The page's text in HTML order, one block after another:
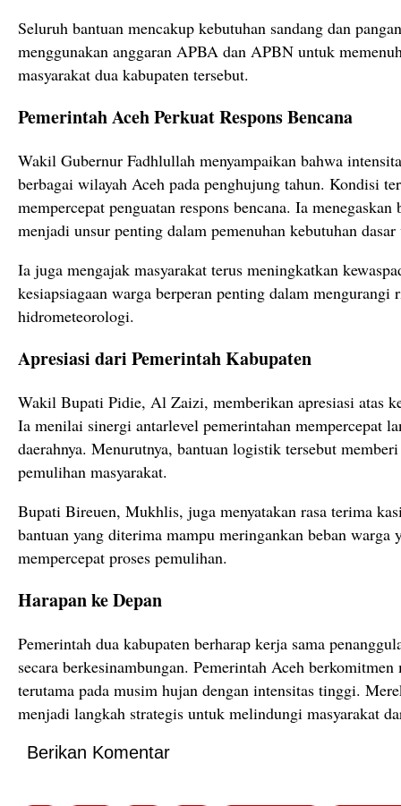
Seluruh bantuan mencakup kebutuhan sandang dan
menggunakan anggaran APBA dan APBN untuk
masyarakat dua kabupaten tersebut.
Pemerintah Aceh Perkuat Respons Bencana
Wakil Gubernur Fadhlullah menyampaikan bahwa
berbagai wilayah Aceh pada penghujung tahun. Kondisi
mempercepat penguatan respons bencana. Ia
menjadi unsur penting dalam pemenuhan kebutuhan
Ia juga mengajak masyarakat terus meningkatkan
kesiapsiagaan warga berperan penting dalam mengurangi
hidrometeorologi.
Apresiasi dari Pemerintah Kabupaten
Wakil Bupati Pidie, Al Zaizi, memberikan apresiasi atas
Ia menilai sinergi antarlevel pemerintahan mempercepat
daerahnya. Menurutnya, bantuan logistik tersebut
pemulihan masyarakat.
Bupati Bireuen, Mukhlis, juga menyatakan rasa terima
bantuan yang diterima mampu meringankan beban warga
mempercepat proses pemulihan.
Harapan ke Depan
Pemerintah dua kabupaten berharap kerja sama
secara berkesinambungan. Pemerintah Aceh
terutama pada musim hujan dengan intensitas tinggi.
menjadi langkah strategis untuk melindungi masyarakat
Berikan Komentar